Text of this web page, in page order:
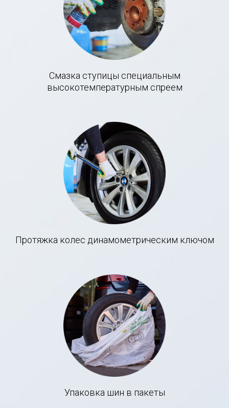
Смазка ступицы специальным
высокотемпературным спреем
Протяжка колес динамометрическим ключом
Упаковка шин в пакеты